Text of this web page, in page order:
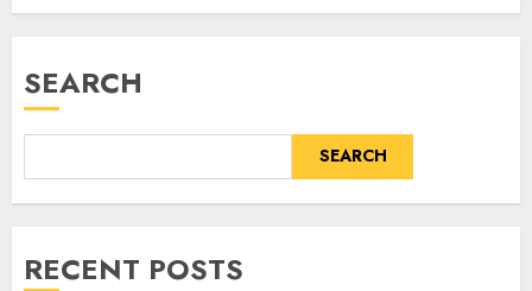
SEARCH
SEARCH
RECENT POSTS